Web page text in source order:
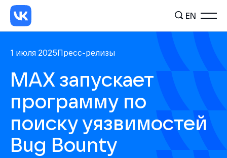
EN
1 июля 2025 Пресс-релизы
МАХ запускает
программу по
поиску уязвимостей
Bug Bounty